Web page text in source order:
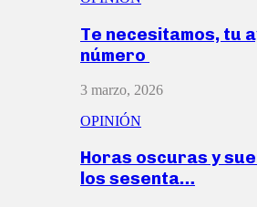
Te necesitamos, tu
número
3 marzo, 2026
OPINIÓN
Horas oscuras y
los sesenta…